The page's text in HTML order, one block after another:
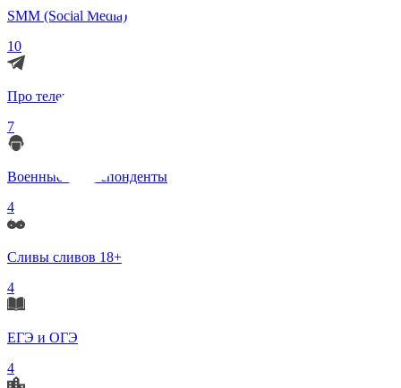
SMM (Social Media)
10
Про телеграмм
7
Военные корреспонденты
4
Сливы сливов 18+
4
ЕГЭ и ОГЭ
4